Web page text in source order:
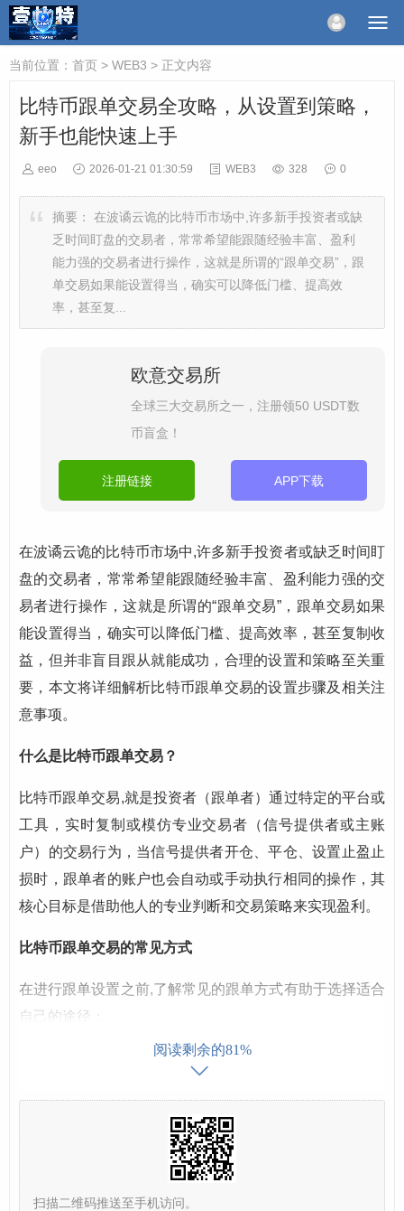
当前位置： 首页 > WEB3 > 正文内容
比特币跟单交易全攻略，从设置到策略，
新手也能快速上手
eeo 2026-01-21 01:30:59 WEB3 328 0
摘要：
在波谲云诡的比特币市场中,许多新手投资者或缺
乏时间盯盘的交易者，常常希望能跟随经验丰富、盈利
能力强的交易者进行操作，这就是所谓的“跟单交易”，跟
单交易如果能设置得当，确实可以降低门槛、提高效
率，甚至复...
欧意交易所
全球三大交易所之一，注册领50 USDT数
币盲盒！
注册链接 APP下载
在波谲云诡的比特币市场中,许多新手投资者或缺乏时间盯
盘的交易者，常常希望能跟随经验丰富、盈利能力强的交
易者进行操作，这就是所谓的“跟单交易”，跟单交易如果
能设置得当，确实可以降低门槛、提高效率，甚至复制收
益，但并非盲目跟从就能成功，合理的设置和策略至关重
要，本文将详细解析比特币跟单交易的设置步骤及相关注
意事项。
什么是比特币跟单交易？
比特币跟单交易,就是投资者（跟单者）通过特定的平台或
工具，实时复制或模仿专业交易者（信号提供者或主账
户）的交易行为，当信号提供者开仓、平仓、设置止盈止
损时，跟单者的账户也会自动或手动执行相同的操作，其
核心目标是借助他人的专业判断和交易策略来实现盈利。
比特币跟单交易的常见方式
在进行跟单设置之前,了解常见的跟单方式有助于选择适合
自己的途径：
专业跟单平台/信号服务：这是最常见的方式，平台汇
率、持仓时间等指标选择跟单，一些加密货币交易所
集成跟单功能，或第三方专业的跟单平台。
社交交易社区：如TradingView的信号社区、Telegra
阅读剩余的81%
扫描二维码推送至手机访问。